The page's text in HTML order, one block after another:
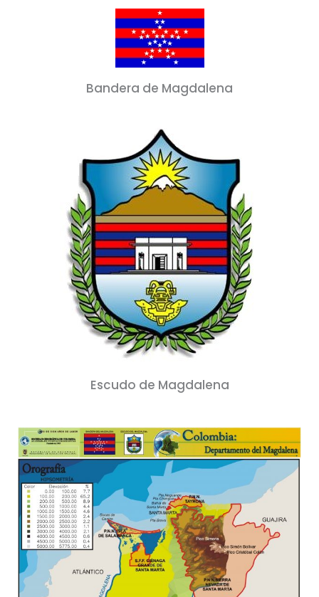
Bandera de Magdalena
Escudo de Magdalena